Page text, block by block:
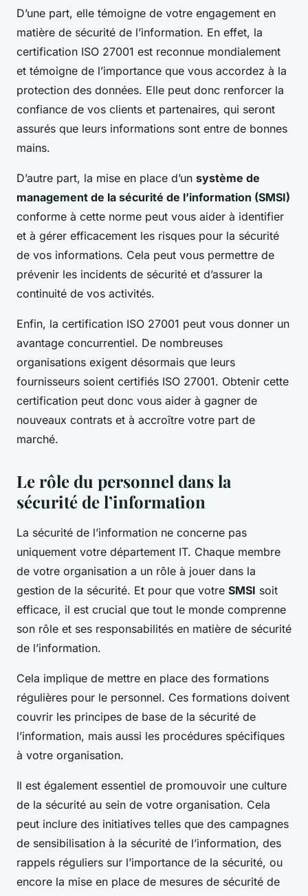
D’une part, elle témoigne de votre engagement en
matière de sécurité de l’information. En effet, la
certification ISO 27001 est reconnue mondialement
et témoigne de l’importance que vous accordez à la
protection des données. Elle peut donc renforcer la
confiance de vos clients et partenaires, qui seront
assurés que leurs informations sont entre de bonnes
mains.
D’autre part, la mise en place d’un système de
management de la sécurité de l’information (SMSI)
conforme à cette norme peut vous aider à identifier
et à gérer efficacement les risques pour la sécurité
de vos informations. Cela peut vous permettre de
prévenir les incidents de sécurité et d’assurer la
continuité de vos activités.
Enfin, la certification ISO 27001 peut vous donner un
avantage concurrentiel. De nombreuses
organisations exigent désormais que leurs
fournisseurs soient certifiés ISO 27001. Obtenir cette
certification peut donc vous aider à gagner de
nouveaux contrats et à accroître votre part de
marché.
Le rôle du personnel dans la
sécurité de l’information
La sécurité de l’information ne concerne pas
uniquement votre département IT. Chaque membre
de votre organisation a un rôle à jouer dans la
gestion de la sécurité. Et pour que votre SMSI soit
efficace, il est crucial que tout le monde comprenne
son rôle et ses responsabilités en matière de sécurité
de l’information.
Cela implique de mettre en place des formations
régulières pour le personnel. Ces formations doivent
couvrir les principes de base de la sécurité de
l’information, mais aussi les procédures spécifiques
à votre organisation.
Il est également essentiel de promouvoir une culture
de la sécurité au sein de votre organisation. Cela
peut inclure des initiatives telles que des campagnes
de sensibilisation à la sécurité de l’information, des
rappels réguliers sur l’importance de la sécurité, ou
encore la mise en place de mesures de sécurité de